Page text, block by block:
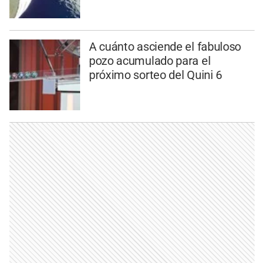
A cuánto asciende el fabuloso
pozo acumulado para el
próximo sorteo del Quini 6